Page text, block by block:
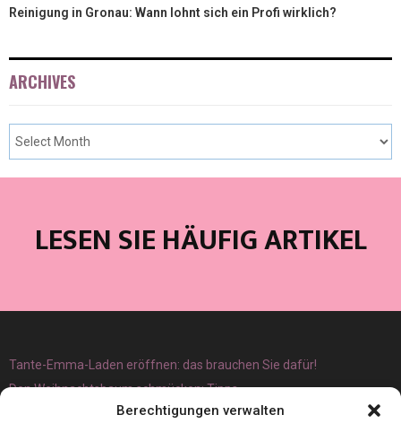
Berechtigungen verwalten
Reinigung in Gronau: Wann lohnt sich ein Profi wirklich?
ARCHIVES
LESEN SIE HÄUFIG ARTIKEL
Tante-Emma-Laden eröffnen: das brauchen Sie dafür!
Den Weihnachtsbaum schmücken: Tipps